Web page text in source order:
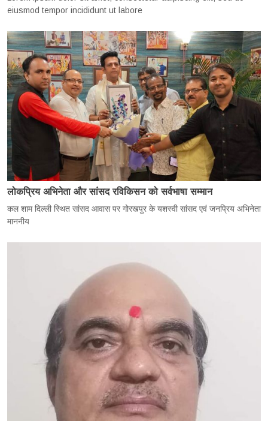
eiusmod tempor incididunt ut labore
लोकप्रिय अभिनेता और सांसद रविकिसन को सर्वभाषा सम्मान
कल शाम दिल्ली स्थित सांसद आवास पर गोरखपुर के यशस्वी सांसद एवं जनप्रिय अभिनेता
माननीय